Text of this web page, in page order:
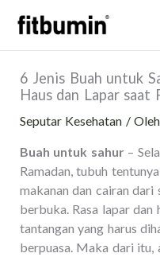
konten
6 Jenis Buah untuk
Haus dan Lapar saat
Seputar Kesehatan / Oleh
Buah untuk sahur –
Ramadan, tubuh
makanan dan cairan
berbuka. Rasa lapar dan
tantangan yang harus
berpuasa. Maka dari itu,